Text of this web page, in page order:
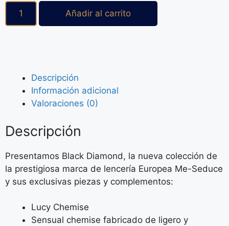
Añadir al carrito
Descripción
Información adicional
Valoraciones (0)
Descripción
Presentamos Black Diamond, la nueva colección de
la prestigiosa marca de lencería Europea Me-Seduce
y sus exclusivas piezas y complementos:
Lucy Chemise
Sensual chemise fabricado de ligero y